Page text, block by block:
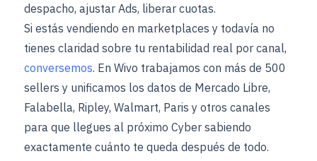
despacho, ajustar Ads, liberar cuotas.
Si estás vendiendo en marketplaces y todavía no
tienes claridad sobre tu rentabilidad real por canal,
conversemos. En Wivo trabajamos con más de 500
sellers y unificamos los datos de Mercado Libre,
Falabella, Ripley, Walmart, Paris y otros canales
para que llegues al próximo Cyber sabiendo
exactamente cuánto te queda después de todo.